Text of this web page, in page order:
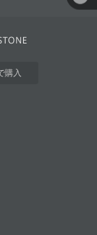
購入